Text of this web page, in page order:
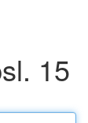
15